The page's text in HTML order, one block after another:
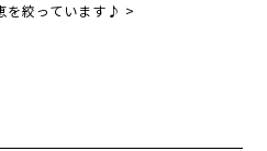
を絞っています♪ >